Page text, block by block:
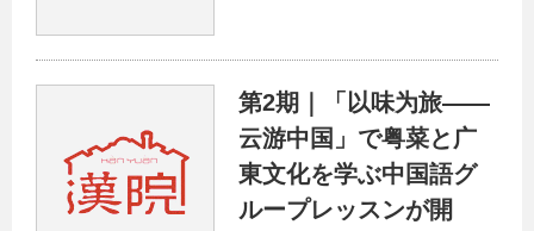
第2期｜「以味为旅——
云游中国」で粤菜と广
東文化を学ぶ中国語グ
ループレッスンが開